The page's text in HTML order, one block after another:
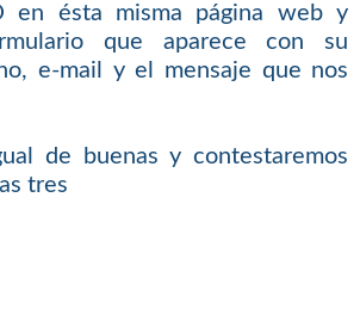
en ésta misma página web y
que aparece con su
e-mail y el mensaje que nos
de buenas y contestaremos
tres